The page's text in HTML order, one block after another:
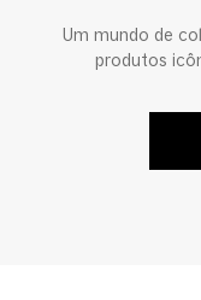
Um mundo de
produtos